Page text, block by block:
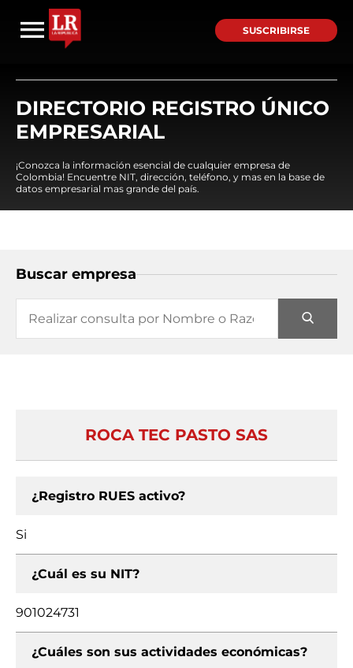
SUSCRIBIRSE
DIRECTORIO REGISTRO ÚNICO
EMPRESARIAL
¡Conozca la información esencial de cualquier empresa de
Colombia! Encuentre NIT, dirección, teléfono, y mas en la base de
datos empresarial mas grande del país.
Buscar empresa
ROCA TEC PASTO SAS
¿Registro RUES activo?
Si
¿Cuál es su NIT?
901024731
¿Cuáles son sus actividades económicas?